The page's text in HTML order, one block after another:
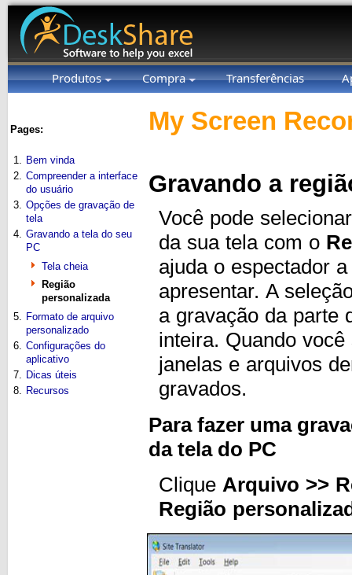
Produtos Compra Transferências
Pages:
1. Bem vinda
2. Compreender a interface
do usuário
3. Opções de gravação de
tela
4. Gravando a tela do seu
PC
Tela cheia
Região
personalizada
5. Formato de arquivo
personalizado
6. Configurações do
aplicativo
7. Dicas úteis
8. Recursos
My Screen
Gravando a
Você pode
da sua tela com o
ajuda o espectador
apresentar. A
a gravação da parte
inteira. Quando
janelas e arquivos
gravados.
Para fazer uma
da tela do PC
Clique Arquivo >>
Região